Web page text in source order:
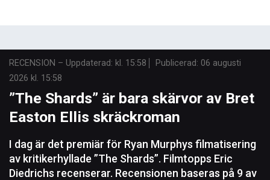
RECENSION – Uppdaterad: kl. 15:58 Publicerad: 06 augusti
2026 kl. 15:58
”The Shards” är bara skärvor av Bret
Easton Ellis skräckroman
I dag är det premiär för Ryan Murphys filmatisering
av kritikerhyllade ”The Shards”. Filmtopps Eric
Diedrichs recenserar. Recensionen baseras på 9 av